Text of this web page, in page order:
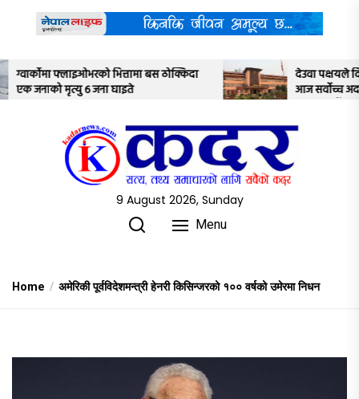
content
देउवा पक्षयले दिएकोे पुनरावलोकन निवेदनमाथि
आज सर्वोच्च अदालतका तीन न्यायाधीशले
9 August 2026, Sunday
Menu
Home अमेरिकी पूर्वविदेशमन्त्री हेनरी किसिन्जरको १०० वर्षको उमेरमा निधन